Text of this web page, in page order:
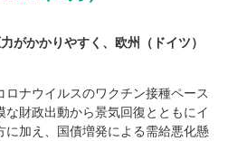
がかかりやすく、欧州（ドイツ）
ナウイルスのワクチン接種ペース
財政出動から景気回復とともにイ
に加え、国債増発による需給悪化懸